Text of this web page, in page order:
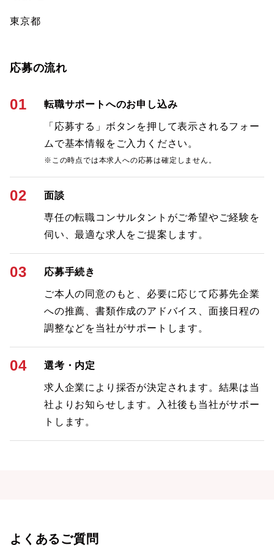
東京都
応募の流れ
01 転職サポートへのお申し込み
「応募する」ボタンを押して表示されるフォー
ムで基本情報をご入力ください。
※この時点では本求人への応募は確定しません。
02 面談
専任の転職コンサルタントがご希望やご経験を
伺い、最適な求人をご提案します。
03 応募手続き
ご本人の同意のもと、必要に応じて応募先企業
への推薦、書類作成のアドバイス、面接日程の
調整などを当社がサポートします。
04 選考・内定
求人企業により採否が決定されます。結果は当
社よりお知らせします。入社後も当社がサポー
トします。
よくあるご質問